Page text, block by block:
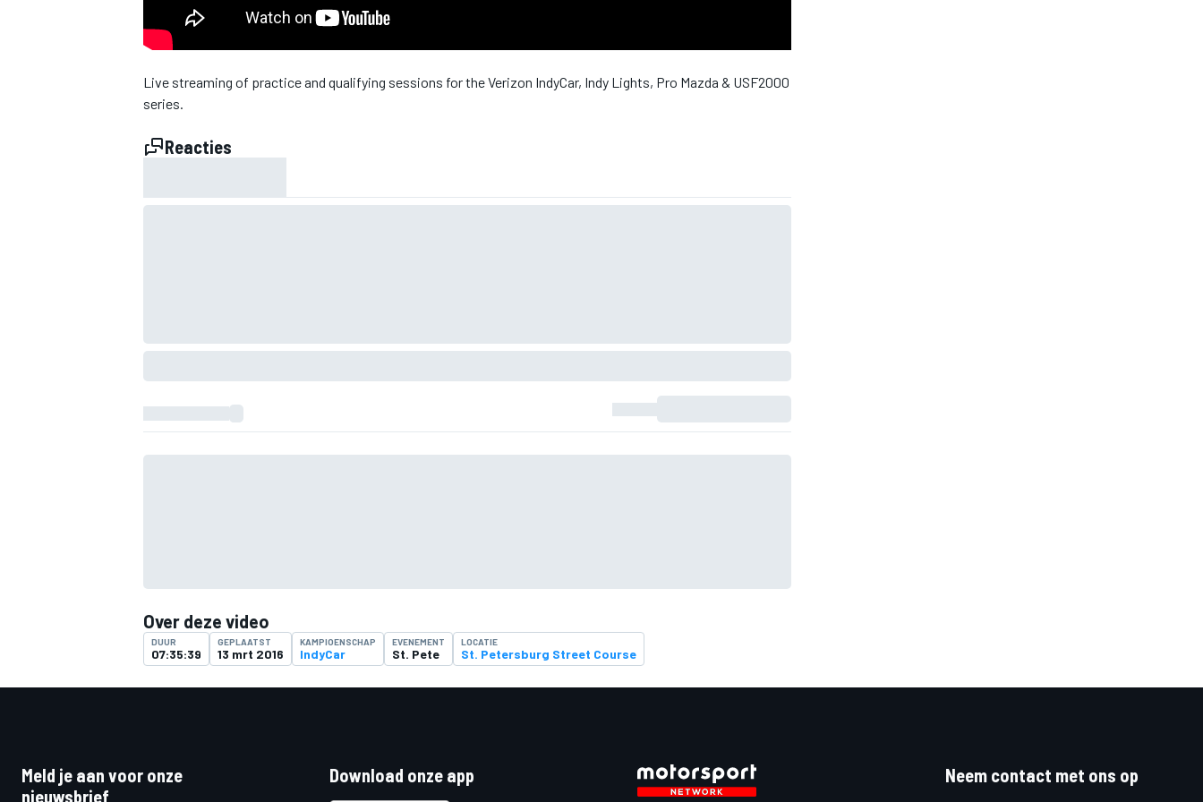
INDYCAR
WEC DTM
Live streaming of practice and qualifying sessions for the Verizon IndyCar, Indy Lights, Pro Mazda & USF2000
series.
Reacties
Over deze video
DUUR
07:35:39
GEPLAATST
13 mrt 2016
KAMPIOENSCHAP
IndyCar
EVENEMENT
St. Pete
LOCATIE
St. Petersburg Street Course
Meld je aan voor onze
nieuwsbrief
Download onze app Neem contact met ons op